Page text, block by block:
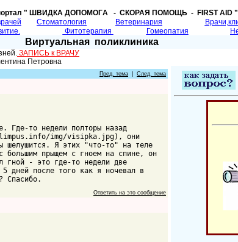
" ШВИДКА ДОПОМОГA - СКОРАЯ ПОМОЩЬ - FIRST AID "
Cтоматология Ветеринария
Фитотерапия Гомеопатия
Виртуальная поликлиника
ЗАПИСЬ к ВРАЧУ
Петровна
Пред. тема След. тема
Где-то недели полторы назад
olimpus.info/img/visipka.jpg), они
шелушится. Я этих "что-то" на теле
большим прыщем с гноем на спине, он
гной - это где-то недели две
дней после того как я ночевал в
Спасибо.
Ответить на это сообщение